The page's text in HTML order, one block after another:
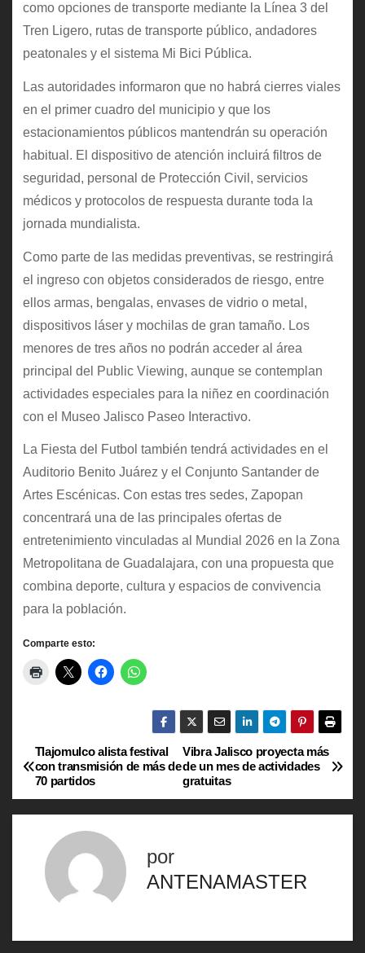
como opciones de transporte mediante la Línea 3 del
Tren Ligero, rutas de transporte público, andadores
peatonales y el sistema Mi Bici Pública.
Las autoridades informaron que no habrá cierres viales
en el primer cuadro del municipio y que los
estacionamientos públicos mantendrán su operación
habitual. El dispositivo de atención incluirá filtros de
seguridad, personal de Protección Civil, servicios
médicos y protocolos de respuesta durante toda la
jornada mundialista.
Como parte de las medidas preventivas, se restringirá
el ingreso con objetos considerados de riesgo, entre
ellos armas, bengalas, envases de vidrio o metal,
dispositivos láser y mochilas de gran tamaño. Los
menores de tres años no podrán acceder al área
principal del Public Viewing, aunque se contemplan
actividades especiales para la niñez en coordinación
con el Museo Jalisco Paseo Interactivo.
La Fiesta del Futbol también tendrá actividades en el
Auditorio Benito Juárez y el Conjunto Santander de
Artes Escénicas. Con estas tres sedes, Zapopan
concentrará una de las principales ofertas de
entretenimiento vinculadas al Mundial 2026 en la Zona
Metropolitana de Guadalajara, con una propuesta que
combina deporte, cultura y espacios de convivencia
para la población.
Comparte esto:
N
a
Vibra Jalisco proyecta más
de un mes de actividades
gratuitas
Tlajomulco alista festival
con transmisión de más de
70 partidos
por
ANTENAMASTER